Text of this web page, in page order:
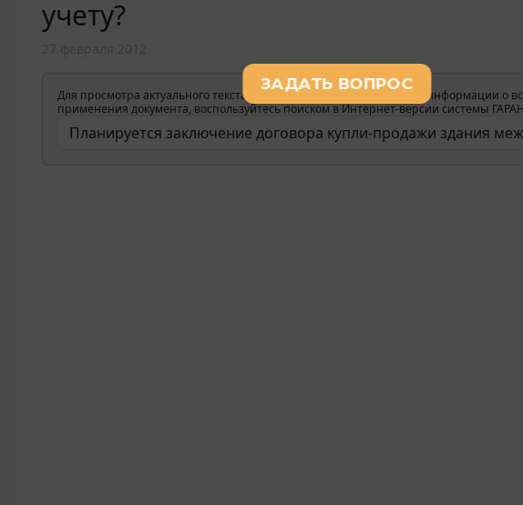
учету?
Для просмотра актуального текста документа и получения полной информации о
применения документа, воспользуйтесь поиском в Интернет-версии системы